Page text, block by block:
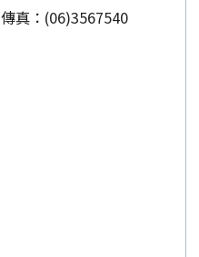
傳真：(06)3567540